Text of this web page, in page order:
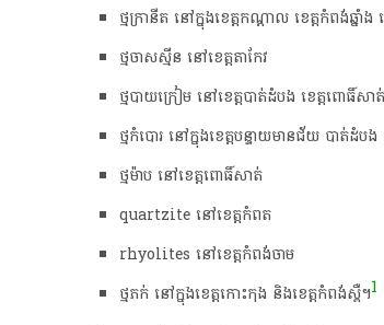
ថ្ម​ក្រា​នី​ត​​ នៅ​ក្នុង​ខេត្ត​ក​ណ្តា​ល ​ខេត្តកំពង់​ឆ្នាំ​ង​
ថ្មចាសស្មីន​ នៅ​ខេត្ត​តាកែវ
ថ្មបាយក្រៀម ​នៅ​ខេត្ត​បាត់ដំបង ខេត្ត​ពោធិ៍សាត់
ថ្ម​កំបោរ ​នៅ​ក្នុង​ខេត្ត​បន្ទាយ​មាន​ជ័យ​ បាត់ដំប
​​ថ្ម​ម៉ា​ប​ នៅខេត្ត​ពោធិ៍សាត់
quartzite នៅ​ខេត្ត​កំពត
rhyolites នៅ​ខេត្ត​កំពង់ចាម
​ថ្មភក់​ នៅ​ក្នុង​ខេត្ត​កោះ​កុង ​និង​ខេត្ត​កំពង់ស្ពឺ​។1